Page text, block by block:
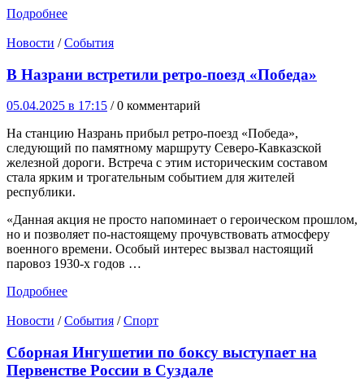
Подробнее
Новости /События
В Назрани встретили ретро-поезд «Победа»
05.04.2025 в 17:15 / 0 комментарий
На станцию Назрань прибыл ретро-поезд «Победа»,
следующий по памятному маршруту Северо-Кавказской
железной дороги. Встреча с этим историческим составом
стала ярким и трогательным событием для жителей
республики.
«Данная акция не просто напоминает о героическом прошлом,
но и позволяет по-настоящему прочувствовать атмосферу
военного времени. Особый интерес вызвал настоящий
паровоз 1930-х годов …
Подробнее
Новости /События /Спорт
Сборная Ингушетии по боксу выступает на
Первенстве России в Суздале